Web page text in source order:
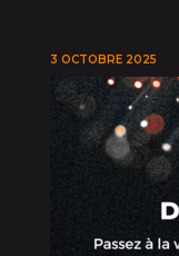
3 OCTOBRE 2025